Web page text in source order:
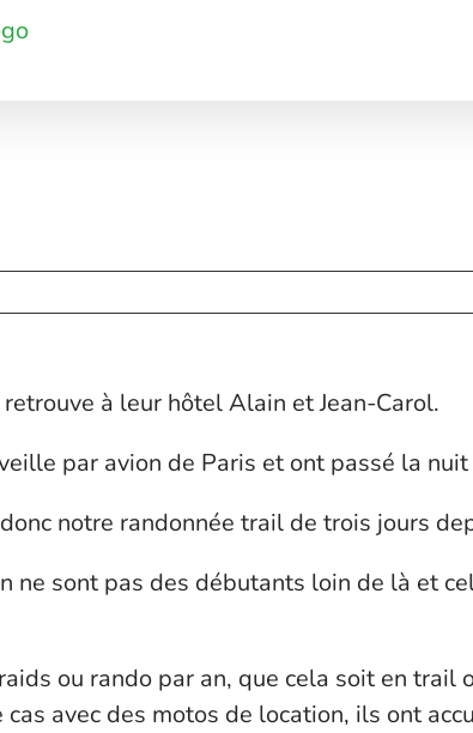
à leur hôtel Alain et Jean-Carol.
par avion de Paris et ont passé la
notre randonnée trail de trois jours
ne sont pas des débutants loin de là et
ou rando par an, que cela soit en trail
cas avec des motos de location, ils ont